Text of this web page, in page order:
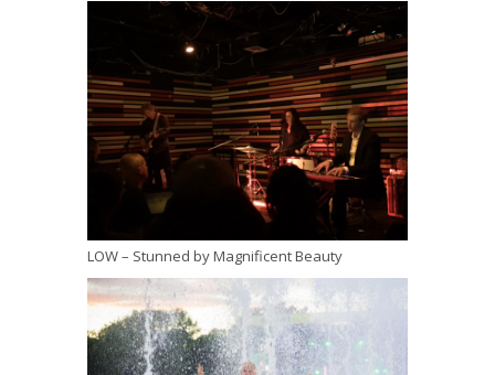
LOW – Stunned by Magnificent Beauty